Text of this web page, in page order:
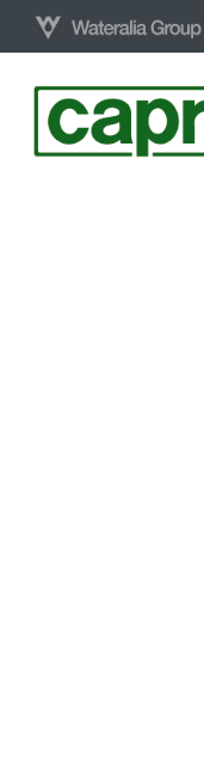
Skip
content